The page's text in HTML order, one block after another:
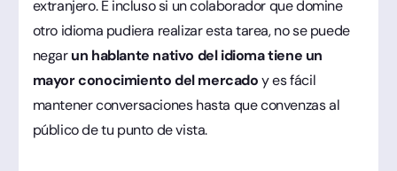
extranjero. E incluso si un colaborador que domine
otro idioma pudiera realizar esta tarea, no se puede
negarun hablante nativo del idioma tiene un
mayor conocimiento del mercadoy es fácil
mantener conversaciones hasta que convenzas al
público de tu punto de vista.